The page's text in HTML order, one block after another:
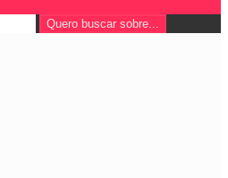
Quero buscar sobre...